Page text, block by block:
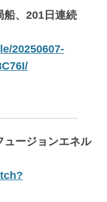
船、201日連続
20250607-
ュージョンエネル